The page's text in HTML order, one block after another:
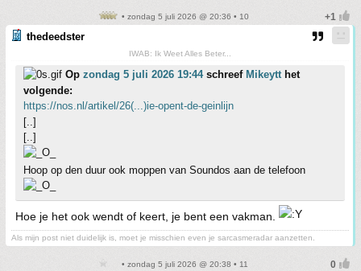
• zondag 5 juli 2026 @ 20:36 • 10
thedeedster
IWAB: Ik Weet Alles Beter...
Op zondag 5 juli 2026 19:44schreef Mikeytt het
volgende:
https://nos.nl/artikel/26(...)ie-opent-de-geinlijn
[..]
[..]
Hoop op den duur ook moppen van Soundos aan de telefoon
Hoe je het ook wendt of keert, je bent een vakman.
Als mijn post niet duidelijk is, moet je misschien even je sarcasmeradar aanzetten.
• zondag 5 juli 2026 @ 20:38 • 11